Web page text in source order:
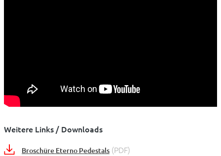
Weitere Links / Downloads
Broschüre Eterno Pedestals (PDF)